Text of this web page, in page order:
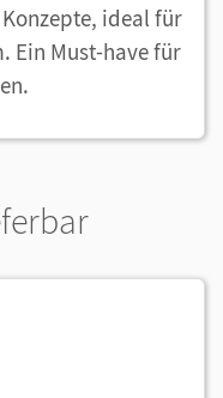
ideal für
Ein Must-have für